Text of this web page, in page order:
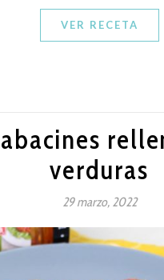
VER RECETA
verduras
29 marzo, 2022